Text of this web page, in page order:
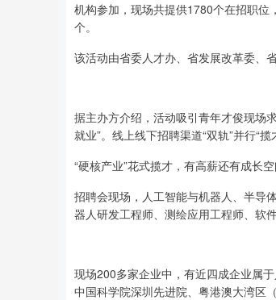
机构参加，现场共提供1780个在招职
个。
该活动由省委人才办、省发展改革委、
据主办方介绍，活动吸引青年才俊现场
就业”。线上线下招聘渠道“双轨”并行“
“硬核产业”花式揽才，有高薪还有成长
招聘会现场，人工智能与机器人、半导
器人研发工程师、测绘应用工程师、软
现场200多家企业中，有近四成企业属
中国科学院深圳先进院、粤港澳大湾区